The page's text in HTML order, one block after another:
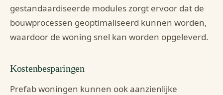
gestandaardiseerde modules zorgt ervoor dat de
bouwprocessen geoptimaliseerd kunnen worden,
waardoor de woning snel kan worden opgeleverd.
Kostenbesparingen
Prefab woningen kunnen ook aanzienlijke